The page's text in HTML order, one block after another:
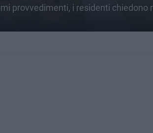
provvedimenti, i residenti chiedono